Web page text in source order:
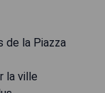
de la Piazza
la ville